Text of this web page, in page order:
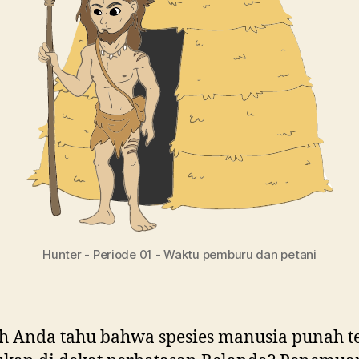
Hunter - Periode 01 - Waktu pemburu dan petani
Anda tahu bahwa spesies manusia punah